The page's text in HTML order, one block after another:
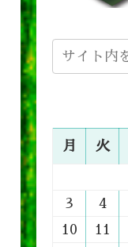
月 火
3
4
10
11